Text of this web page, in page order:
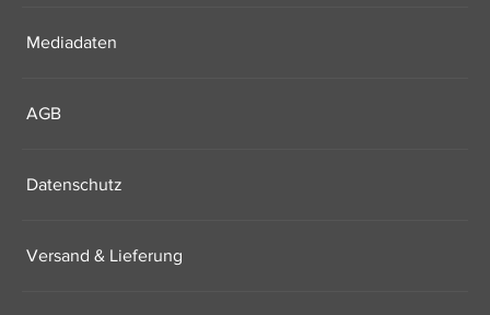
Mediadaten
AGB
Datenschutz
Versand & Lieferung